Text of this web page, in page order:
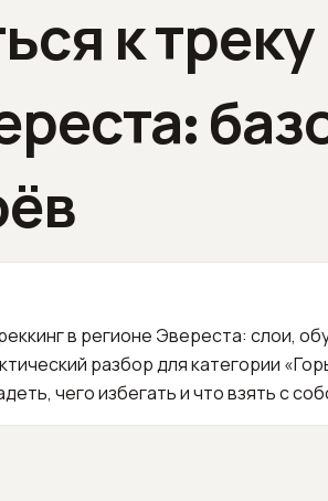
к треку
в регионе Эвереста: слои,
разбор для категории
чего избегать и что взять с